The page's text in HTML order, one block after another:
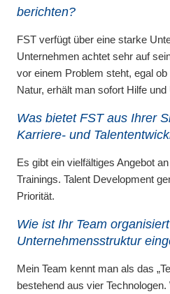
berichten?
FST verfügt über eine starke
Unternehmen achtet sehr auf
vor einem Problem steht, egal
Natur, erhält man sofort Hilfe
Was bietet FST aus Ihrer
Karriere- und
Es gibt ein vielfältiges Angebot
Trainings. Talent Development
Priorität.
Wie ist Ihr Team
Unternehmensstruktur
Mein Team kennt man als das
bestehend aus vier